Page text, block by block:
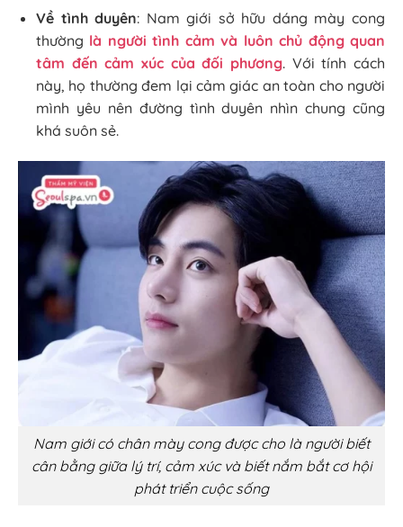
Về tình duyên: Nam giới sở hữu dáng mày cong
thường là người tình cảm và luôn chủ động quan
tâm đến cảm xúc của đối phương. Với tính cách
này, họ thường đem lại cảm giác an toàn cho người
mình yêu nên đường tình duyên nhìn chung cũng
khá suôn sẻ.
Nam giới có chân mày cong được cho là người biết
cân bằng giữa lý trí, cảm xúc và biết nắm bắt cơ hội
phát triển cuộc sống